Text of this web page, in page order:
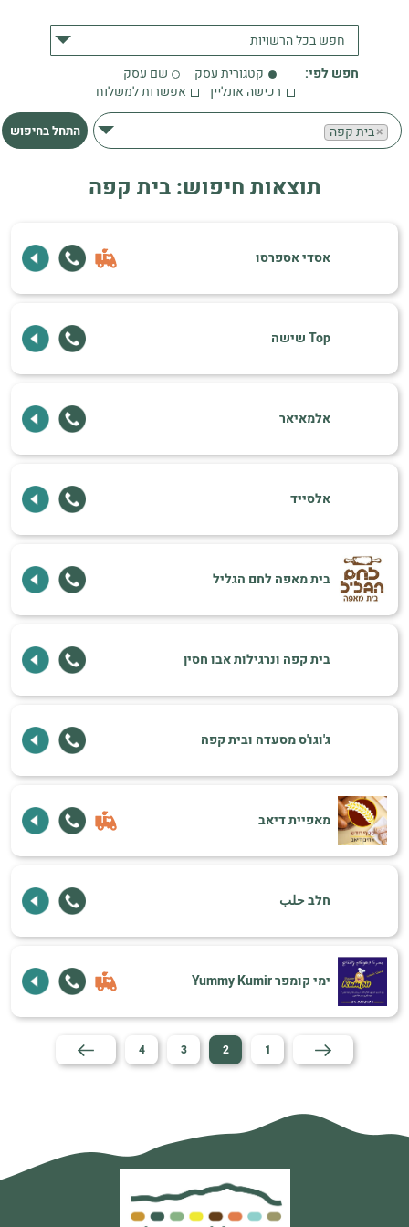
הרשויות
חפש בכל הרשויות
חפש לפי:
לפי
קטגורית עסק
שם עסק
אפשרות למשלוח
רכישה אונליין
קטגורית
עסק ×בית קפה התחל בחיפוש
תוצאות חיפוש: בית קפה
אסדי אספרסו
Top שישה
אלמאיאר
אלסייד
בית מאפה לחם הגליל
בית קפה ונרגילות אבו חסין
ג'וגו'ס מסעדה ובית קפה
מאפיית דיאב
חלב حلب
ימי קומפר Yummy Kumir
1
2
3
4